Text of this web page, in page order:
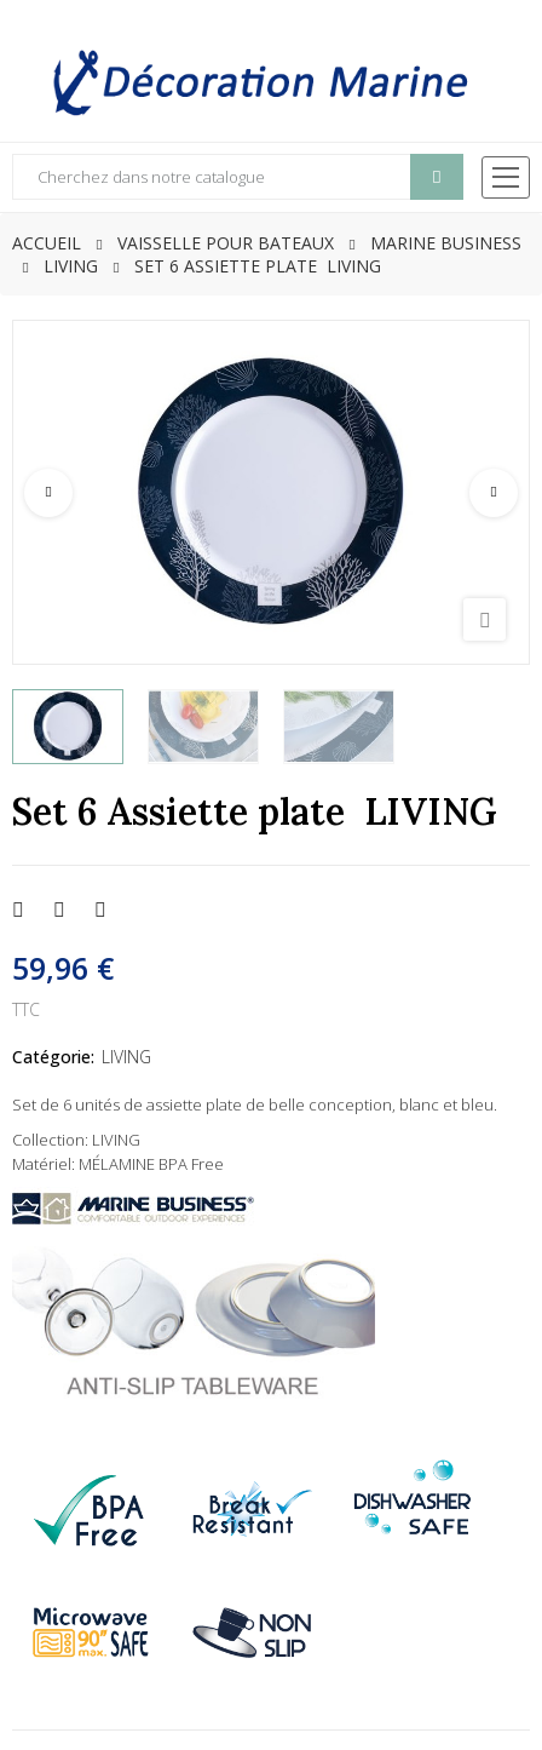
ACCUEIL VAISSELLE POUR BATEAUX
MARINE BUSINESS
LIVING
SET 6 ASSIETTE PLATE LIVING
Set 6 Assiette plate LIVING
59,96 €
TTC
Catégorie: LIVING
Set de 6 unités de assiette plate de belle conception, blanc et bleu.
Collection: LIVING
Matériel: MÉLAMINE BPA Free